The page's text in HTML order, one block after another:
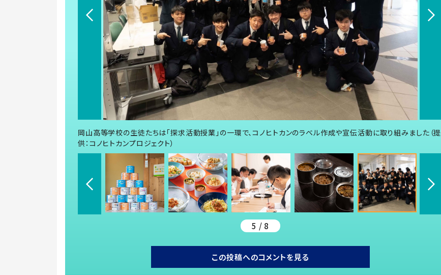
岡山高等学校の生徒たちは「探求活動授業」の一環で、コノヒトカンのラベル作成や宣伝活動に取り組みました（提
供：コノヒトカンプロジェクト）
5 / 8
この投稿へのコメントを見る